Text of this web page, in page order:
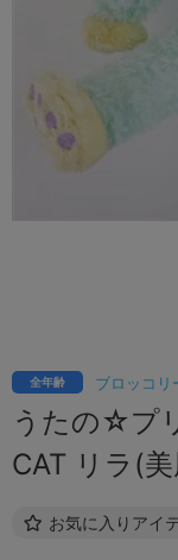
ブロッコリ
全年齢
うたの☆プ
CAT リラ(
お気に入りアイ